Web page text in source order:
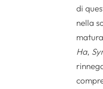
di
nella
Ha,